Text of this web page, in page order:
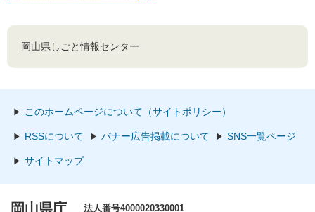
岡山県しごと情報センター
このホームページについて（サイトポリシー）
RSSについて バナー広告掲載について SNS一覧ページ
サイトマップ
岡山県庁 法人番号4000020330001